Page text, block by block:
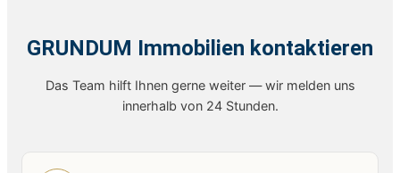
GRUNDUM Immobilien kontaktieren
Das Team hilft Ihnen gerne weiter — wir melden uns
innerhalb von 24 Stunden.